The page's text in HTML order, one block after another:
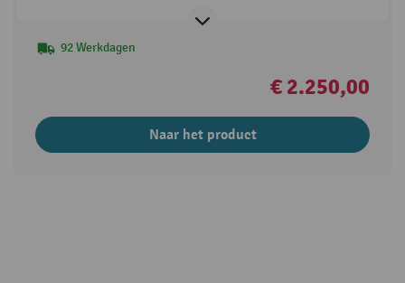
92 Werkdagen
€ 2.250,00
Naar het product